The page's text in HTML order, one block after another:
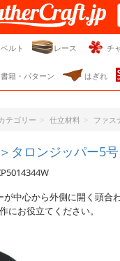
フト・ドット・
ベルト レース チ
書籍・パターン はぎれ
テゴリー 仕立材料 ファス
タロンジッパー5
中心から外側に開く頭合
にお役立てください。